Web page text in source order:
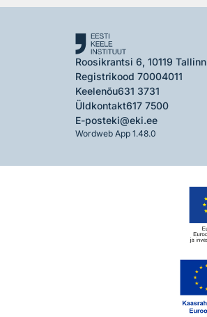
Roosikrantsi 6, 10119 Tallinn
Registrikood 70004011
Keelenõu631 3731
Üldkontakt617 7500
E-posteki@eki.ee
Wordweb App 1.48.0